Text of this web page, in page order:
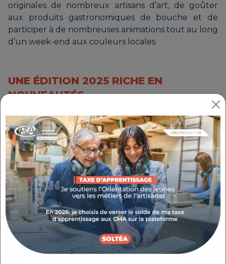
originales de nombreux artisans d’art, de goûter
aux produits gastronomiques de bouche et de
participer à de nombreuses animations tout au long
d’un week-end aux couleurs locales.
UNE ÉDITION 2025 RICHE EN
NOUVEAUTÉS
La 13ème édition de ce rendez-vous
incontournable se déroulera, comme chaque
année, au Quattro à Gap, les 12 et 13 avril 2025.
Retrouvez le programme complet ainsi que les
artisans participants à cette édition 2025.
LES ARTISANS PARTICIPANTS
35 artisans vous proposent de leur rendre visite sur
le salon. Découvrez les artisans d’art et de bouche à
rencontrer les 12 et 13 avril prochains :